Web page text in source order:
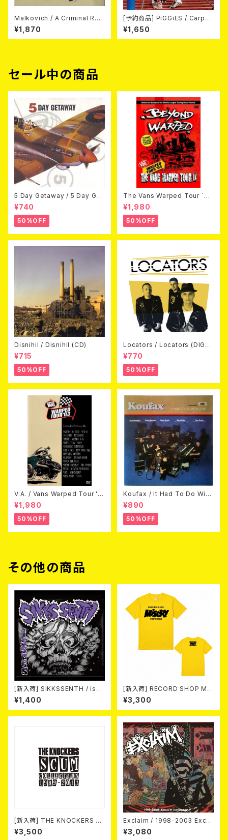
Malkovich / A Criminal Rec
ord CD
¥1,870
[予約商品] PiGGiES / Carpe
diem (CD) 2026年8月12日リ
リース予定
¥1,650
セール中の商品
5 Day Getaway / 5 Day Get
away (CDEP)
¥740
50%OFF
The Vans Warped Tour `04
Beyond Warped (国内盤DV
D)
¥1,980
50%OFF
Disnihil / Disnihil (CD)
¥715
50%OFF
Locators / Locators (DIGPA
CK CD)
¥770
50%OFF
V.A. / Vans Warped Tour '0
3 (DVD)
¥1,980
50%OFF
Koufax / It Had To Do With
Love (CD)
¥890
50%OFF
その他の商品
[新入荷] SIKKSSENTH / issu
es (CD-R)
¥1,400
[新入荷] RECORD SHOP MIS
ERY / 33th anniversary T-s
hirts (yellow ②)
¥3,300
[新入荷] THE KNOCKERS 『S
CUM COLLECTION 1999
～2013』(2xCD)
¥3,500
Exclaim / 1998-2003 Excla
im Discography
¥3,080